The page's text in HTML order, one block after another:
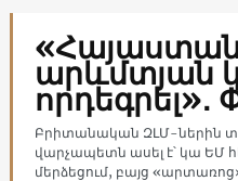
արևմտյան
որդեգրել»․
Բրիտանական ԶԼՄ-ներին
վարչապետն ասել է՝ կա ԵՄ
մերձեցում, բայց «արտառոց»